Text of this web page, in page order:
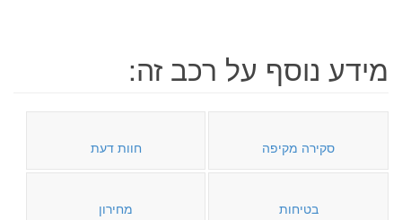
מידע נוסף על רכב זה:
סקירה מקיפה חוות דעת
בטיחות מחירון